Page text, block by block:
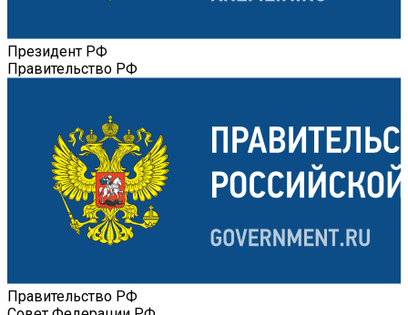
Президент РФ
Правительство РФ
Правительство РФ